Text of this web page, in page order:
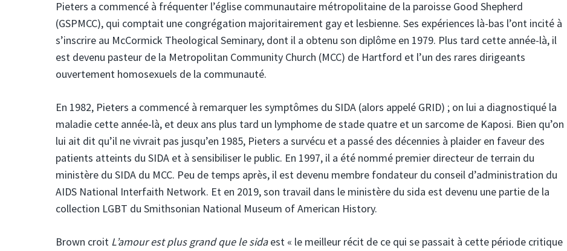
Pieters a commencé à fréquenter l’église communautaire métropolitaine de la paroisse Good Shepherd
(GSPMCC), qui comptait une congrégation majoritairement gay et lesbienne. Ses expériences là-bas l’ont incité à
s’inscrire au McCormick Theological Seminary, dont il a obtenu son diplôme en 1979. Plus tard cette année-là, il
est devenu pasteur de la Metropolitan Community Church (MCC) de Hartford et l’un des rares dirigeants
ouvertement homosexuels de la communauté.
En 1982, Pieters a commencé à remarquer les symptômes du SIDA (alors appelé GRID) ; on lui a diagnostiqué la
maladie cette année-là, et deux ans plus tard un lymphome de stade quatre et un sarcome de Kaposi. Bien qu’on
lui ait dit qu’il ne vivrait pas jusqu’en 1985, Pieters a survécu et a passé des décennies à plaider en faveur des
patients atteints du SIDA et à sensibiliser le public. En 1997, il a été nommé premier directeur de terrain du
ministère du SIDA du MCC. Peu de temps après, il est devenu membre fondateur du conseil d’administration du
AIDS National Interfaith Network. Et en 2019, son travail dans le ministère du sida est devenu une partie de la
collection LGBT du Smithsonian National Museum of American History.
Brown croit L’amour est plus grand que le sidaest « le meilleur récit de ce qui se passait à cette période critique